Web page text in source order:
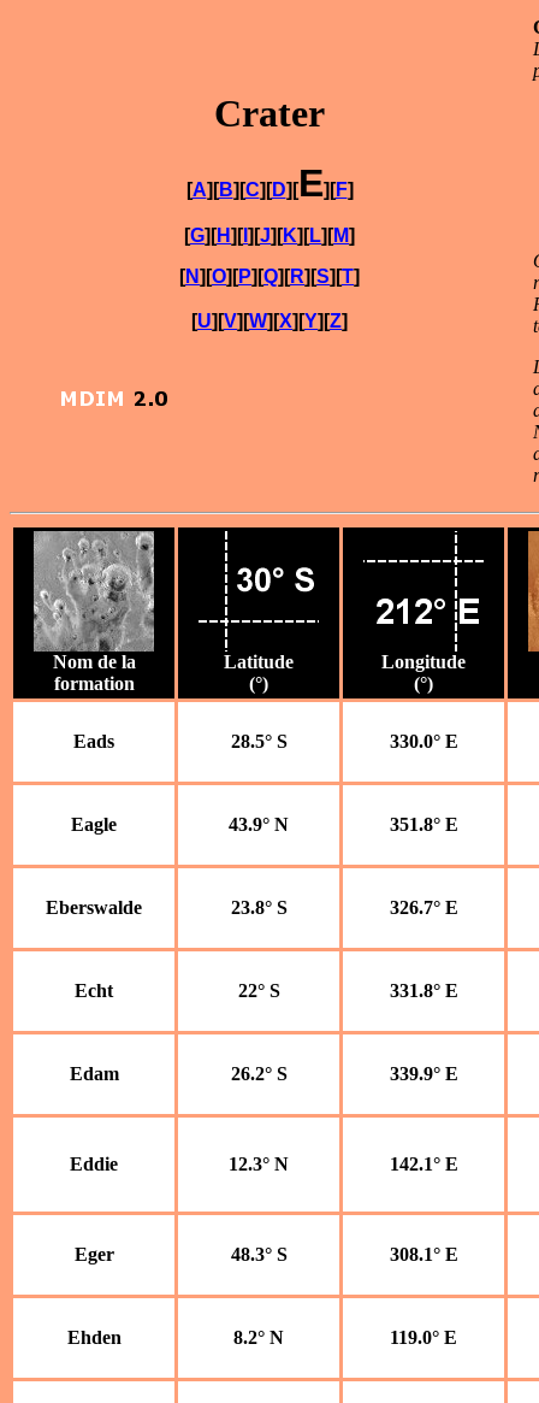
Crater
[A][B][C][D][E][F]
[G][H][I][J][K][L][M]
[N][O][P][Q][R][S][T]
[U][V][W][X][Y][Z]
Nom de la
formation
Latitude
(°)
Longitude
(°)
Eads 28.5° S 330.0° E
Eagle 43.9° N 351.8° E
Eberswalde 23.8° S 326.7° E
Echt 22° S 331.8° E
Edam 26.2° S 339.9° E
Eddie 12.3° N 142.1° E
Eger 48.3° S 308.1° E
Ehden 8.2° N 119.0° E